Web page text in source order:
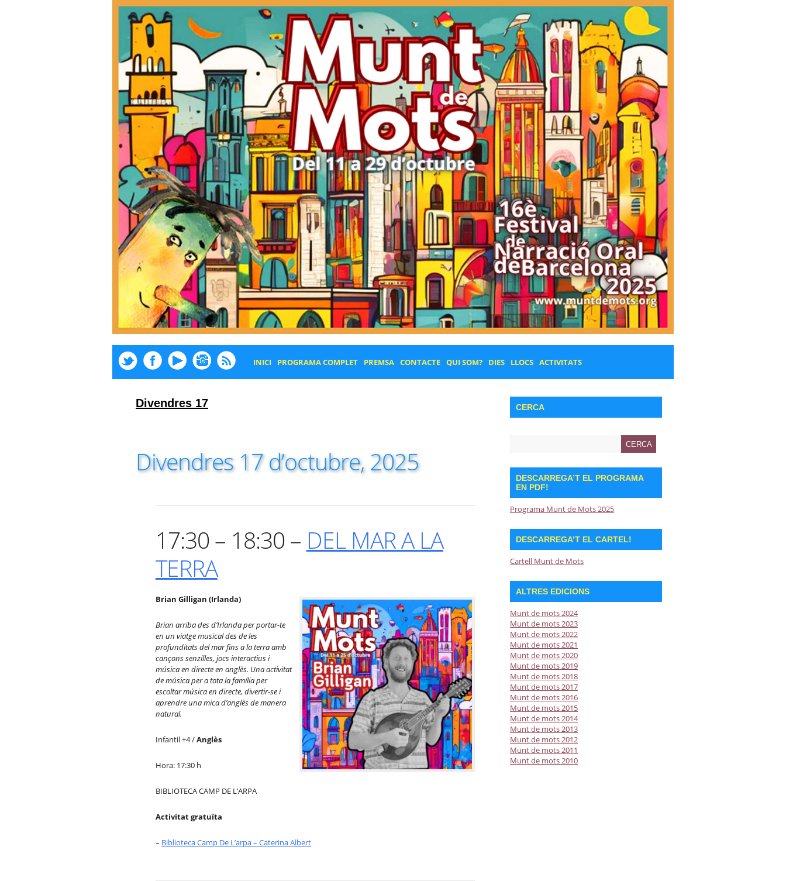
INICI PROGRAMA COMPLET PREMSA CONTACTE QUI SOM? DIES LLOCS ACTIVITATS
Divendres 17
Divendres 17 d’octubre, 2025
17:30 – 18:30 – DEL MAR A LA
TERRA
Brian Gilligan (Irlanda)
Brian arriba des d’Irlanda per portar-te
en un viatge musical des de les
profunditats del mar fins a la terra amb
cançons senzilles, jocs interactius i
música en directe en anglès. Una activitat
de música per a tota la família per
escoltar música en directe, divertir-se i
aprendre una mica d’anglès de manera
natural.
Infantil +4 /Anglès
Hora: 17:30 h
BIBLIOTECA CAMP DE L’ARPA
Activitat gratuïta
– Biblioteca Camp De L’arpa – Caterina Albert
CERCA
DESCARREGA’T EL PROGRAMA
EN PDF!
Programa Munt de Mots 2025
DESCARREGA’T EL CARTEL!
Cartell Munt de Mots
ALTRES EDICIONS
Munt de mots 2024
Munt de mots 2023
Munt de mots 2022
Munt de mots 2021
Munt de mots 2020
Munt de mots 2019
Munt de mots 2018
Munt de mots 2017
Munt de mots 2016
Munt de mots 2015
Munt de mots 2014
Munt de mots 2013
Munt de mots 2012
Munt de mots 2011
Munt de mots 2010